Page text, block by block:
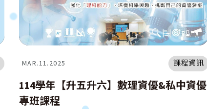
MAR.11.2025 課程資訊
114學年【升五升六】數理資優&私中資優
專班課程